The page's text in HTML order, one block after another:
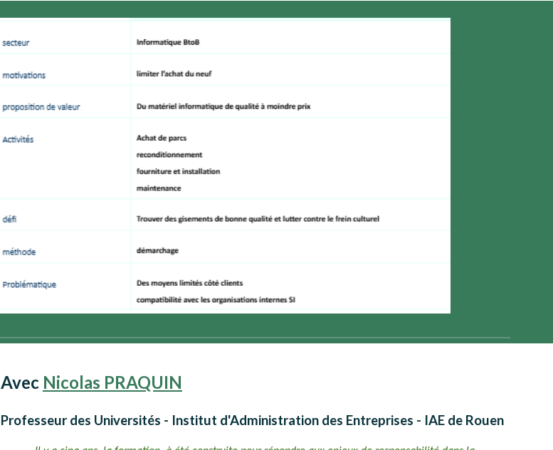
Avec Nicolas PRAQUIN
Professeur des Universités - Institut d'Administration des Entreprises - IAE de Rouen